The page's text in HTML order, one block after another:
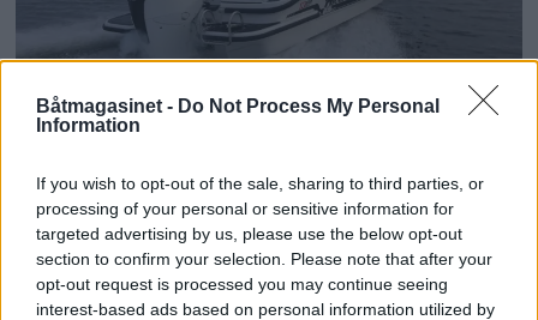
Båtmagasinet - Do Not Process My Personal
Information
If you wish to opt-out of the sale, sharing to third parties, or
processing of your personal or sensitive information for
targeted advertising by us, please use the below opt-out
section to confirm your selection. Please note that after your
opt-out request is processed you may continue seeing
interest-based ads based on personal information utilized by
PLUS
TEST: Honda BF200 –
Mange finesser